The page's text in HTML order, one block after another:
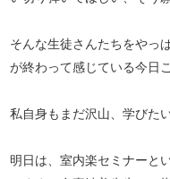
そんな生徒さんたちをやっ
が終わって感じている今日こ
私自身もまだ沢山、学びたい
明日は、室内楽セミナーと